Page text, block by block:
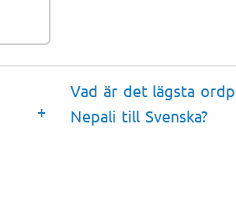
Vad är det lägsta
Nepali till Svenska?